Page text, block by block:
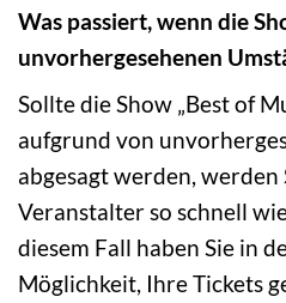
Was passiert, wenn die
unvorhergesehenen
Sollte die Show „Best of
aufgrund von
abgesagt werden, werden
Veranstalter so schnell
diesem Fall haben Sie in
Möglichkeit, Ihre Tickets